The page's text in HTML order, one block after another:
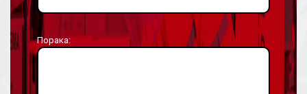
Порака: